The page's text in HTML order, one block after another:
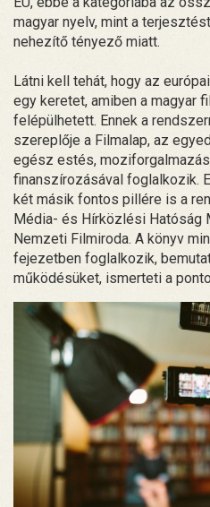
magyar nyelv, mint a
nehezítő tényező miatt.
Látni kell tehát, hogy az
egy keretet, amiben a magyar
felépülhetett. Ennek a
szereplője a Filmalap, az
egész estés,
finanszírozásával foglalkozik.
két másik fontos pillére is a
Média- és Hírközlési Hatóság
Nemzeti Filmiroda. A könyv
fejezetben foglalkozik,
működésüket, ismerteti a